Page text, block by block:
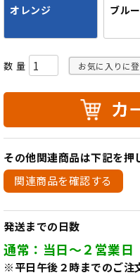
オレンジ ブルー
お気に入りに
その他関連商品は下記を押
関連商品を確認する
発送までの日数
通常：当日～２営業日
※平日午後２時までのご注